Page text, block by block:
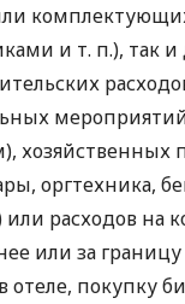
и т. п.), так и
хозяйственных
оргтехника,
или расходов на
или за
отеле, покупку